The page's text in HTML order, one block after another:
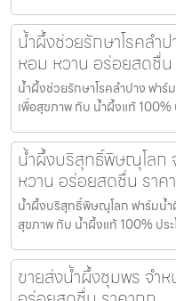
น้ำผึ้งช่วยรักษาโรคลำ
หอม หวาน อร่อยสดชื่น
น้ำผึ้งช่วยรักษาโรคลำปาง ฟา
เพื่อสุขภาพ กับ น้ำผึ้งแท้ 100%
น้ำผึ้งบริสุทธิ์พิษณุโลก
หวาน อร่อยสดชื่น ราค
น้ำผึ้งบริสุทธิ์พิษณุโลก ฟาร์มน้ำ
สุขภาพ กับ น้ำผึ้งแท้ 100% ปร
ขายส่งน้ำผึ้งชุมพร จำ